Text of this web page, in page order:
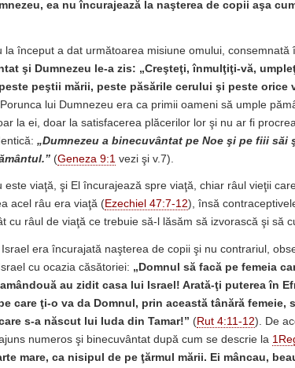
ea nu încurajează la naşterea de copii aşa
la început a dat următoarea misiune omului, consemnată
şi Dumnezeu le-a zis: „Creşteţi, înmulţiţi-vă,
peştii mării, peste păsările cerului şi peste orice
Porunca lui Dumnezeu era ca primii oameni să umple
la ei, doar la satisfacerea plăcerilor lor şi nu ar fi
„Dumnezeu a binecuvântat pe Noe şi pe fiii
(Geneza 9:1 vezi şi v.7).
este viaţă, şi El încurajează spre viaţă, chiar râul vieţii
acel râu era viaţă (Ezechiel 47:7-12), însă
cu râul de viaţă ce trebuie să-l lăsăm să izvorască şi să
era încurajată naşterea de copii şi nu contrariul,
cu ocazia căsătoriei: „Domnul să facă pe femeia
au zidit casa lui Israel! Arată-ţi puterea în
care ţi-o va da Domnul, prin această tânără femeie,
s-a născut lui Iuda din Tamar!” (Rut 4:11-12). De
numeros şi binecuvântat după cum se descrie la
mare, ca nisipul de pe ţărmul mării. Ei mâncau,